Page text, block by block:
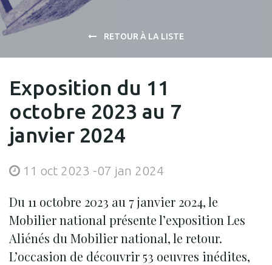
RETOUR À LA LISTE
Exposition du 11
octobre 2023 au 7
janvier 2024
11 oct 2023 -07 jan 2024
Du 11 octobre 2023 au 7 janvier 2024, le
Mobilier national présente l’exposition Les
Aliénés du Mobilier national, le retour.
L’occasion de découvrir 53 oeuvres inédites,